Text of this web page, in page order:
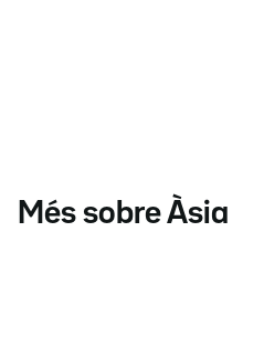
Més sobre Àsia